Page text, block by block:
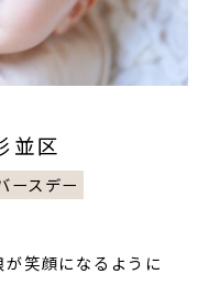
並区
ースデー
笑顔になるように